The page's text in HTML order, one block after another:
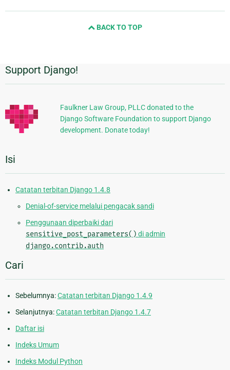
BACK TO TOP
Informasi
Tambahan
Support Django!
Faulkner Law Group, PLLC donated to the
Django Software Foundation to support Django
development. Donate today!
Isi
Catatan terbitan Django 1.4.8
Denial-of-service melalui pengacak sandi
Penggunaan diperbaiki dari
sensitive_post_parameters() di admin
django.contrib.auth
Cari
Sebelumnya:Catatan terbitan Django 1.4.9
Selanjutnya:Catatan terbitan Django 1.4.7
Daftar isi
Indeks Umum
Indeks Modul Python